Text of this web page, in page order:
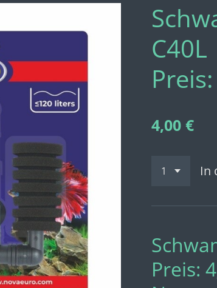
C40L
4,00 €
In
Preis: 4